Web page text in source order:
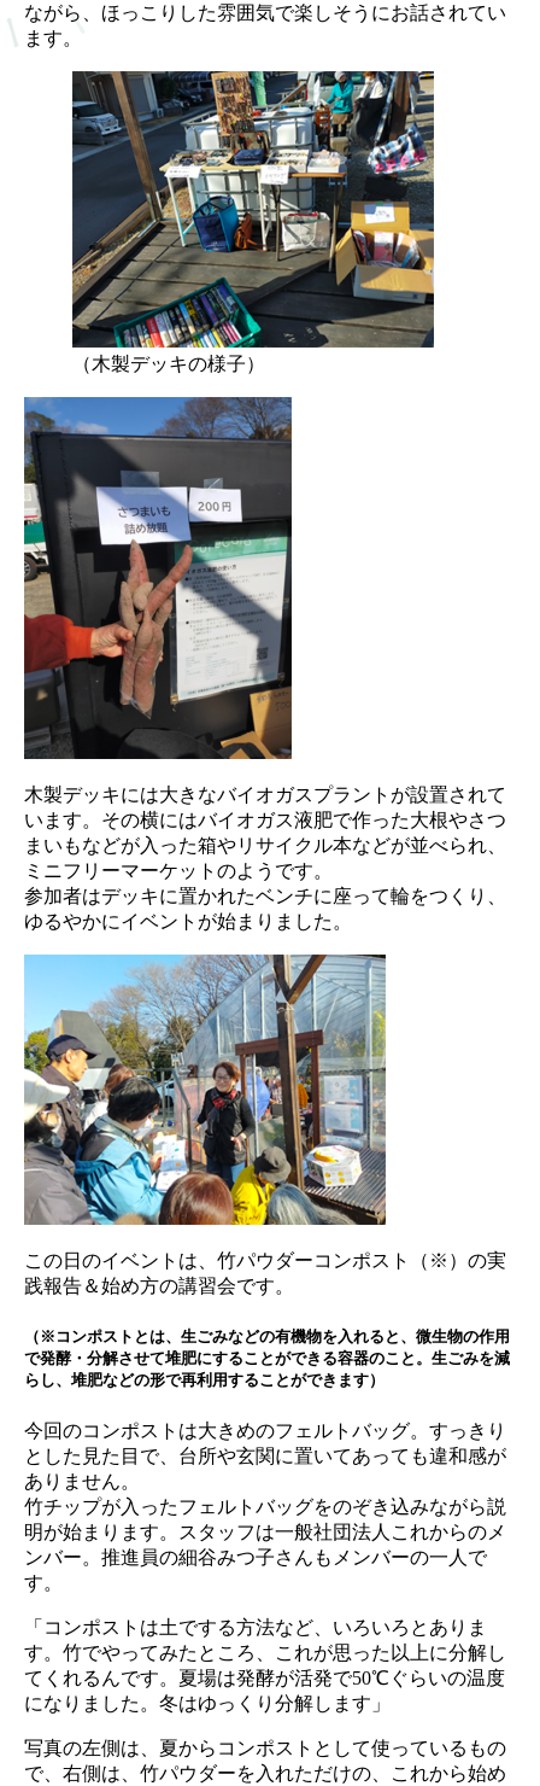
ながら、ほっこりした雰囲気で楽しそうにお話されてい
ます。
（木製デッキの様子）
木製デッキには大きなバイオガスプラントが設置されて
います。その横にはバイオガス液肥で作った大根やさつ
まいもなどが入った箱やリサイクル本などが並べられ、
ミニフリーマーケットのようです。
参加者はデッキに置かれたベンチに座って輪をつくり、
ゆるやかにイベントが始まりました。
この日のイベントは、竹パウダーコンポスト（※）の実
践報告＆始め方の講習会です。
（※コンポストとは、生ごみなどの有機物を入れると、微生物の作用
で発酵・分解させて堆肥にすることができる容器のこと。生ごみを減
らし、堆肥などの形で再利用することができます）
今回のコンポストは大きめのフェルトバッグ。すっきり
とした見た目で、台所や玄関に置いてあっても違和感が
ありません。
竹チップが入ったフェルトバッグをのぞき込みながら説
明が始まります。スタッフは一般社団法人これからのメ
ンバー。推進員の細谷みつ子さんもメンバーの一人で
す。
「コンポストは土でする方法など、いろいろとありま
す。竹でやってみたところ、これが思った以上に分解し
てくれるんです。夏場は発酵が活発で50℃ぐらいの温度
になりました。冬はゆっくり分解します」
写真の左側は、夏からコンポストとして使っているもの
で、右側は、竹パウダーを入れただけの、これから始め